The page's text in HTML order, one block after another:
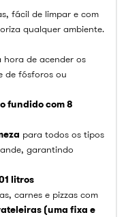
fácil de limpar e com
qualquer ambiente.
hora de acender os
de fósforos ou
fundido com 8
para todos os tipos
garantindo
litros
carnes e pizzas com
(uma fixa e